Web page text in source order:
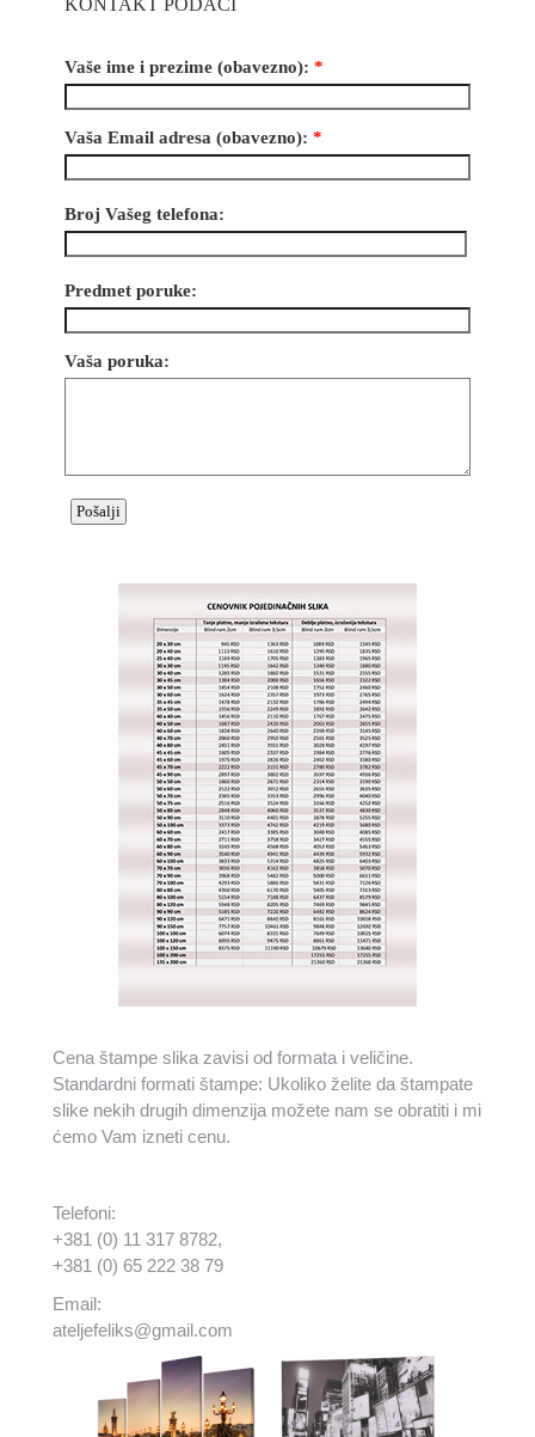
Cena štampe slika zavisi od formata i veličine.
Standardni formati štampe: Ukoliko želite da štampate
slike nekih drugih dimenzija možete nam se obratiti i mi
ćemo Vam izneti cenu.
Telefoni:
+381 (0) 11 317 8782,
+381 (0) 65 222 38 79
Email:
ateljefeliks@gmail.com